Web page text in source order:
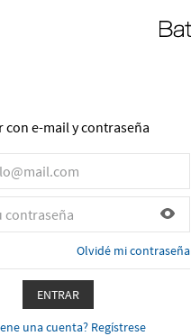
con e-mail y contraseña
Olvidé mi contraseña
ENTRAR
una cuenta? Regístrese